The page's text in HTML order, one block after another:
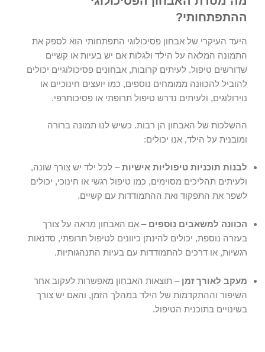
ההתפתחותי?
היעד העיקרי של אבחון פסיכולוגי התפתחותי הוא לספק את
התמונה המלאה על הילד ולגלות אם יש בעיות או קשיים
שדורשים טיפול. לעיתים קרובות, אבחונים פסיכולוגיים יכולים
להוביל להכוונה ממומחים נוספים, כמו יועצים חינוכיים או
נוירולוגים, ולעיתים נדרש טיפול תרופתי או פסיכותרפי.
ההשלכות של האבחון הן רבות. כשיש לנו תמונה ברורה
ומובנית על הילד, אנו יכולים:
לבנות תוכניות טיפוליות אישיות– לכל ילד יש צורך שונה,
ולעיתים תהליכים מסוימים, כמו טיפול רגשי או חינוכי, יכולים
לשפר את התפקוד ואת ההתמודדות עם קשיים.
הכוונה למשאבים נוספים – אם האבחון מראה על צורך
בעזרה נוספת, יכולים להינתן כיוונים לטיפול תרופתי, סדנאות
רגשיות, או דרכים להתמודדות עם בעיות התנהגותיות.
מעקב לאורך זמן – תוצאות האבחון מאפשרות לעקוב אחר
השיפור וההתקדמות של הילד במהלך הזמן, והאם יש צורך
בשינויים בתוכנית הטיפול.